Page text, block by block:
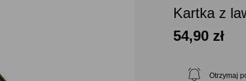
Kartka z
54,90 zł
Otrzymaj